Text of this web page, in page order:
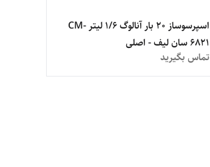
اسپرسوساز 20 بار آنالوگ 1/6 لیتر CM-
6821 سان لیف - اصلی
تماس بگیرید